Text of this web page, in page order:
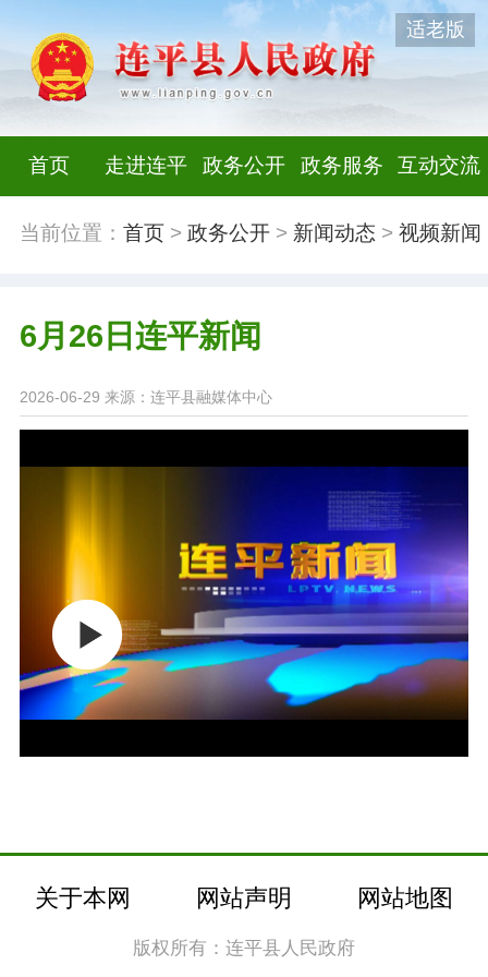
适老版
首页 走进连平 政务公开 政务服务 互动交流
当前位置： 首页> 政务公开> 新闻动态 > 视频新闻
6月26日连平新闻
2026-06-29 来源：连平县融媒体中心
关于本网 网站声明 网站地图
版权所有：连平县人民政府